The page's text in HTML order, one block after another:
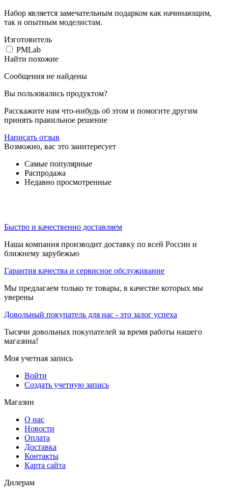
Набор является замечательным подарком как начинающим,
так и опытным моделистам.
Изготовитель
PMLab
Найти похожие
Сообщения не найдены
Вы пользовались продуктом?
Расскажите нам что-нибудь об этом и помогите другим
принять правильное решение
Написать отзыв
Возможно, вас это заинтересует
Самые популярные
Распродажа
Недавно просмотренные
Быстро и качественно доставляем
Наша компания производит доставку по всей России и
ближнему зарубежью
Гарантия качества и сервисное обслуживание
Мы предлагаем только те товары, в качестве которых мы
уверены
Довольный покупатель для нас - это залог успеха
Тысячи довольных покупателей за время работы нашего
магазина!
Моя учетная запись
Войти
Создать учетную запись
Магазин
О нас
Новости
Оплата
Доставка
Контакты
Карта сайта
Дилерам